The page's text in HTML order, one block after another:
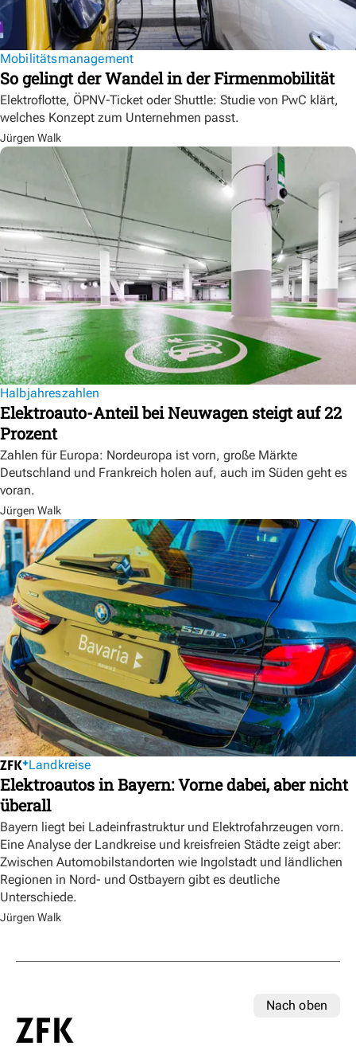
Mobilitätsmanagement
So gelingt der Wandel in der Firmenmobilität
Elektroflotte, ÖPNV-Ticket oder Shuttle: Studie von PwC klärt,
welches Konzept zum Unternehmen passt.
Jürgen Walk
Halbjahreszahlen
Elektroauto-Anteil bei Neuwagen steigt auf 22
Prozent
Zahlen für Europa: Nordeuropa ist vorn, große Märkte
Deutschland und Frankreich holen auf, auch im Süden geht es
voran.
Jürgen Walk
Landkreise
Elektroautos in Bayern: Vorne dabei, aber nicht
überall
Bayern liegt bei Ladeinfrastruktur und Elektrofahrzeugen vorn.
Eine Analyse der Landkreise und kreisfreien Städte zeigt aber:
Zwischen Automobilstandorten wie Ingolstadt und ländlichen
Regionen in Nord- und Ostbayern gibt es deutliche
Unterschiede.
Jürgen Walk
Nach oben